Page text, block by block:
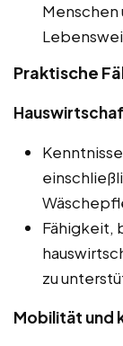
Praktische
Fähigkeit,
zu
Mobilität und